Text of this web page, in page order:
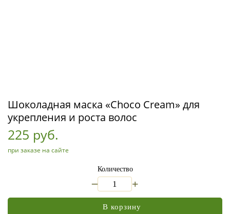
Шоколадная маска «Choco Cream» для
укрепления и роста волос
225 руб.
при заказе на сайте
Количество
+
В корзину